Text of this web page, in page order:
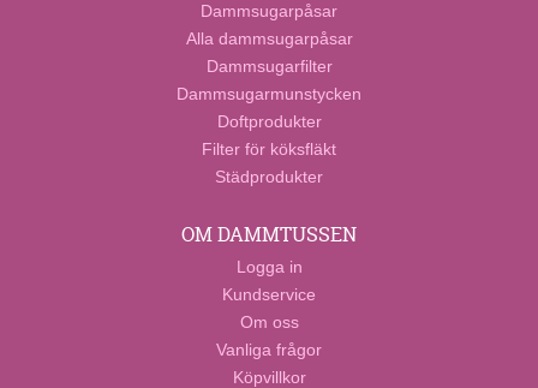
Dammsugarpåsar
Alla dammsugarpåsar
Dammsugarfilter
Dammsugarmunstycken
Doftprodukter
Filter för köksfläkt
Städprodukter
OM DAMMTUSSEN
Logga in
Kundservice
Om oss
Vanliga frågor
Köpvillkor